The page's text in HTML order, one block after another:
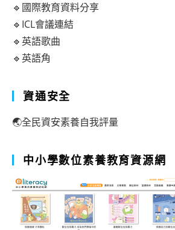
🔹國際教育資料分享
🔹ICL會議連結
🔹英語歌曲
🔹英語角
資通安全
🌏全民資安素養自我評量
中小學數位素養教育資源網